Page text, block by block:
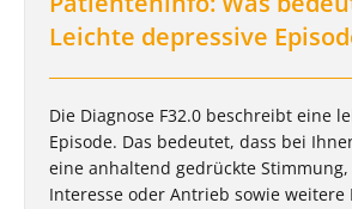
Leichte depressive
Die Diagnose F32.0 beschreibt eine
Episode. Das bedeutet, dass bei
eine anhaltend gedrückte
Interesse oder Antrieb sowie weitere